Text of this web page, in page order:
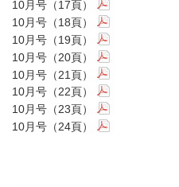
10月号（17頁）
10月号（18頁）
10月号（19頁）
10月号（20頁）
10月号（21頁）
10月号（22頁）
10月号（23頁）
10月号（24頁）